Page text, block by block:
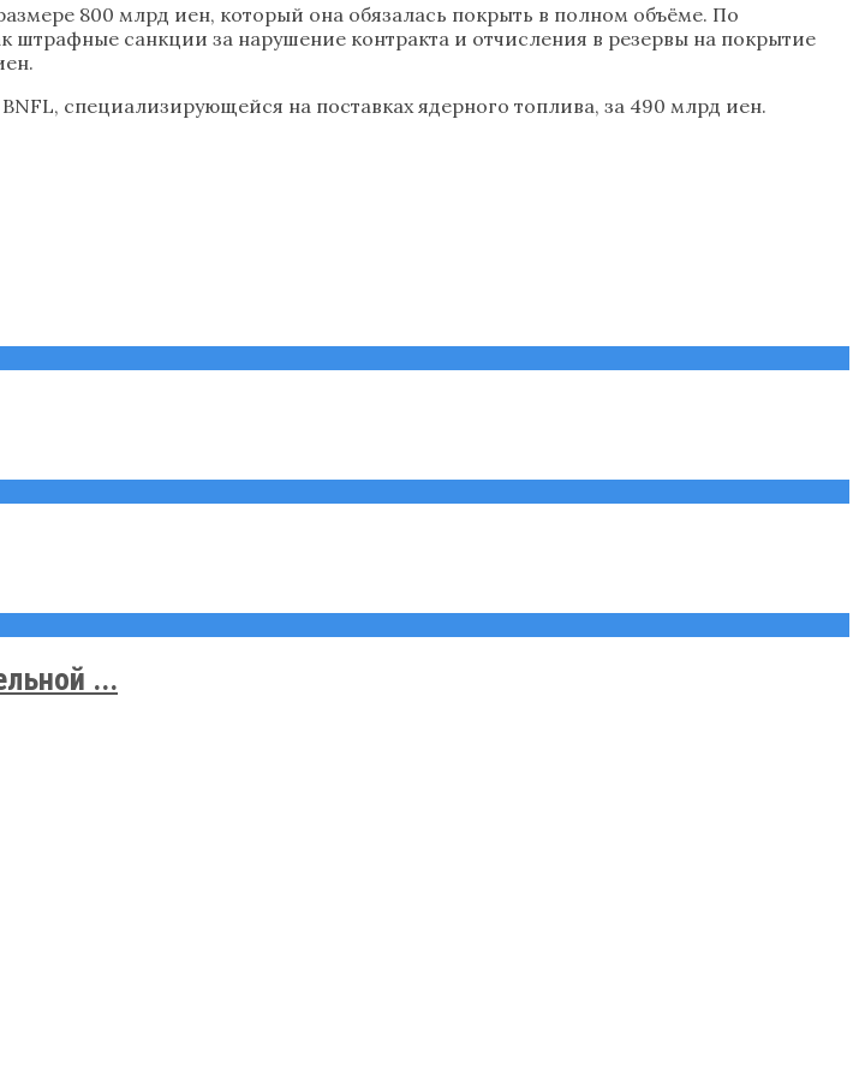
800 млрд иен, который она обязалась покрыть в полном объёме. По
санкции за нарушение контракта и отчисления в резервы на покрытие
специализирующейся на поставках ядерного топлива, за 490 млрд иен.
...